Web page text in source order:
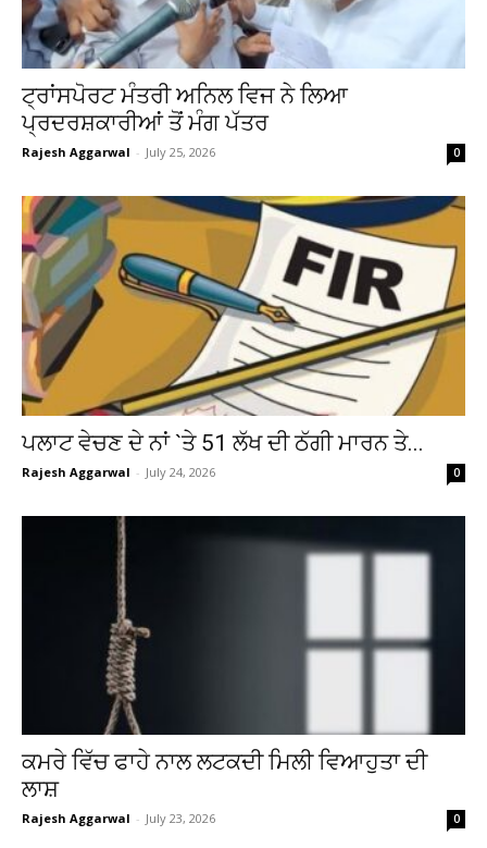
ਟ੍ਰਾਂਸਪੋਰਟ ਮੰਤਰੀ ਅਨਿਲ ਵਿਜ ਨੇ ਲਿਆ
ਪ੍ਰਦਰਸ਼ਕਾਰੀਆਂ ਤੋਂ ਮੰਗ ਪੱਤਰ
Rajesh Aggarwal - July 25, 2026 0
ਪਲਾਟ ਵੇਚਣ ਦੇ ਨਾਂ `ਤੇ 51 ਲੱਖ ਦੀ ਠੱਗੀ ਮਾਰਨ ਤੇ...
Rajesh Aggarwal - July 24, 2026 0
ਕਮਰੇ ਵਿੱਚ ਫਾਹੇ ਨਾਲ ਲਟਕਦੀ ਮਿਲੀ ਵਿਆਹੁਤਾ ਦੀ
ਲਾਸ਼
Rajesh Aggarwal - July 23, 2026 0